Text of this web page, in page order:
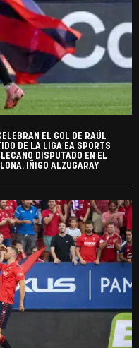
EL GOL DE RAÚL
DE LA LIGA EA SPORTS
DISPUTADO EN EL
IÑIGO ALZUGARAY